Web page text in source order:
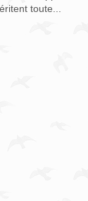
toute...